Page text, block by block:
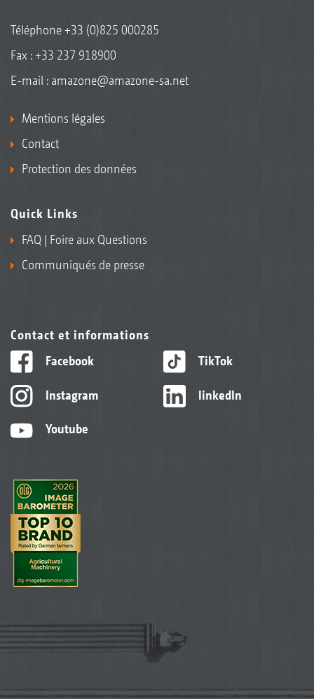
Téléphone+33 (0)825 000285
Fax : +33 237 918900
E-mail : amazone@amazone-sa.net
Mentions légales
Contact
Protection des données
Quick Links
FAQ | Foire aux Questions
Communiqués de presse
Contact et informations
Facebook
Instagram
Youtube
TikTok
linkedIn